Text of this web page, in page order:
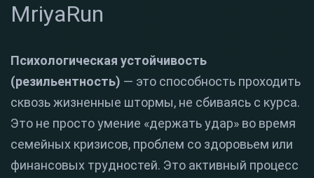
MriyaRun
Психологическая устойчивость
(резильентность) — это способность проходить
сквозь жизненные штормы, не сбиваясь с курса.
Это не просто умение «держать удар» во время
семейных кризисов, проблем со здоровьем или
финансовых трудностей. Это активный процесс